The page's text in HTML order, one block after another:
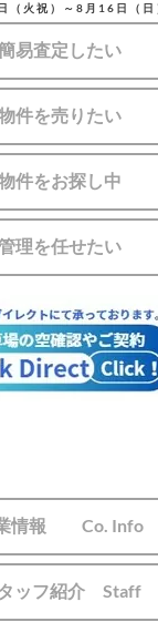
火祝）～8月16日（日
易査定したい
件を売りたい
件をお探し中
理を任せたい
情報 Co. Info
ッフ紹介 Staff